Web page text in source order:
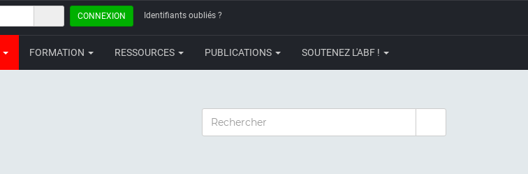
CONNEXION Identifiants oubliés ?
FORMATION RESSOURCES PUBLICATIONS SOUTENEZ L'ABF !
RECHERCHER